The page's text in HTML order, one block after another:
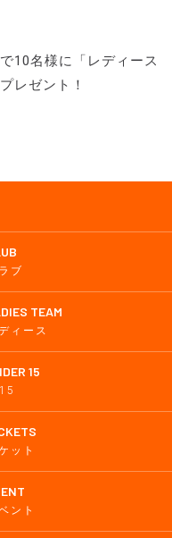
ブ
TEAM
ィース
15
ット
ント
10名様に「レディース
レゼント！